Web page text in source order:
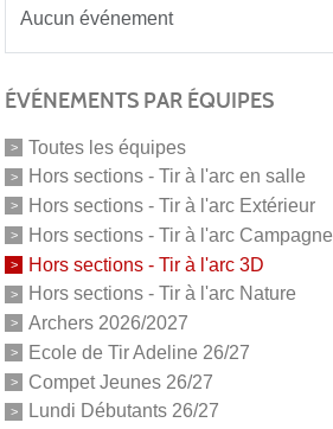
Aucun événement
ÉVÉNEMENTS PAR ÉQUIPES
Toutes les équipes
Hors sections - Tir à l'arc en salle
Hors sections - Tir à l'arc Extérieur
Hors sections - Tir à l'arc Campagne
Hors sections - Tir à l'arc 3D
Hors sections - Tir à l'arc Nature
Archers 2026/2027
Ecole de Tir Adeline 26/27
Compet Jeunes 26/27
Lundi Débutants 26/27